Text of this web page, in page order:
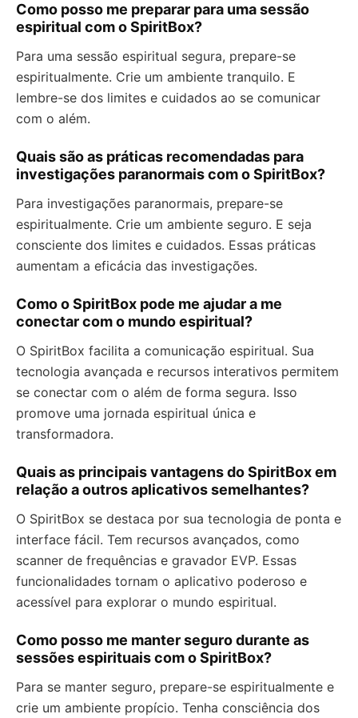
Como posso me preparar para uma sessão
espiritual com o SpiritBox?
Para uma sessão espiritual segura, prepare-se
espiritualmente. Crie um ambiente tranquilo. E
lembre-se dos limites e cuidados ao se comunicar
com o além.
Quais são as práticas recomendadas para
investigações paranormais com o SpiritBox?
Para investigações paranormais, prepare-se
espiritualmente. Crie um ambiente seguro. E seja
consciente dos limites e cuidados. Essas práticas
aumentam a eficácia das investigações.
Como o SpiritBox pode me ajudar a me
conectar com o mundo espiritual?
O SpiritBox facilita a comunicação espiritual. Sua
tecnologia avançada e recursos interativos permitem
se conectar com o além de forma segura. Isso
promove uma jornada espiritual única e
transformadora.
Quais as principais vantagens do SpiritBox em
relação a outros aplicativos semelhantes?
O SpiritBox se destaca por sua tecnologia de ponta e
interface fácil. Tem recursos avançados, como
scanner de frequências e gravador EVP. Essas
funcionalidades tornam o aplicativo poderoso e
acessível para explorar o mundo espiritual.
Como posso me manter seguro durante as
sessões espirituais com o SpiritBox?
Para se manter seguro, prepare-se espiritualmente e
crie um ambiente propício. Tenha consciência dos